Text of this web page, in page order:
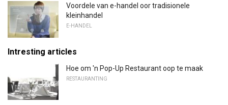
Voordele van e-handel oor tradisionele
kleinhandel
E-HANDEL
Intresting articles
Hoe om 'n Pop-Up Restaurant oop te maak
RESTAURANTING